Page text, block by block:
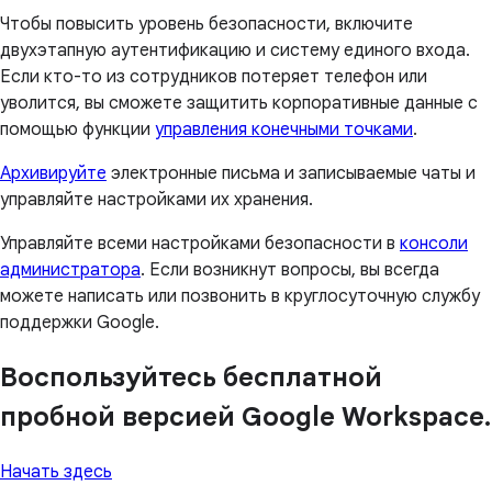
Чтобы повысить уровень безопасности, включите
двухэтапную аутентификацию и систему единого входа.
Если кто-то из сотрудников потеряет телефон или
уволится, вы сможете защитить корпоративные данные с
помощью функции управления конечными точками.
Архивируйте электронные письма и записываемые чаты и
управляйте настройками их хранения.
Управляйте всеми настройками безопасности в консоли
администратора. Если возникнут вопросы, вы всегда
можете написать или позвонить в круглосуточную службу
поддержки Google.
Воспользуйтесь бесплатной
пробной версией Google Workspace.
Начать здесь